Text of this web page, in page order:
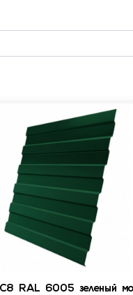
С8 RAL 6005 зеленый